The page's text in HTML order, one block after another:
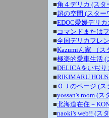
■角４デリカ (ス
■超の空間 (スタ
■EDOC愛媛デリ
■ コマンドまたは
■全国デリカフレ
■Kazumiん家 （ス
■極楽的愛車生活 (
■DELICAをいぢり
■RIKIMARU
■ ＯＪのページ (ス
■yossan's room (ス
■北海道在住－
■naoki's web!! (ス